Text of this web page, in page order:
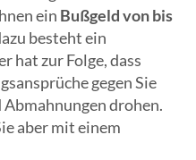
ein Bußgeld von bis
besteht ein
hat zur Folge, dass
gegen Sie
drohen.
aber mit einem